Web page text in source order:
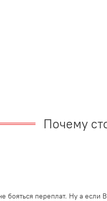
Почему
бояться переплат. Ну а если